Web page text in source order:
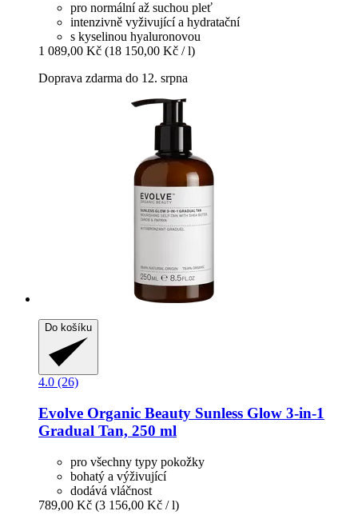
pro normální až suchou pleť
intenzivně vyživující a hydratační
s kyselinou hyaluronovou
1 089,00 Kč (18 150,00 Kč / l)
Doprava zdarma do 12. srpna
Do košíku
4.0 (26)
Evolve Organic Beauty Sunless Glow 3-​in-​1
Gradual Tan, 250 ml
pro všechny typy pokožky
bohatý a výživující
dodává vláčnost
789,00 Kč (3 156,00 Kč / l)